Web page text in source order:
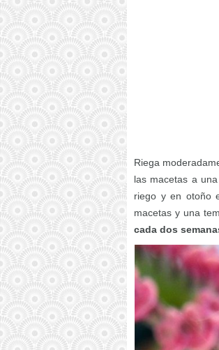
Riega
las macetas a
riego y en otoño
macetas y una
cada dos